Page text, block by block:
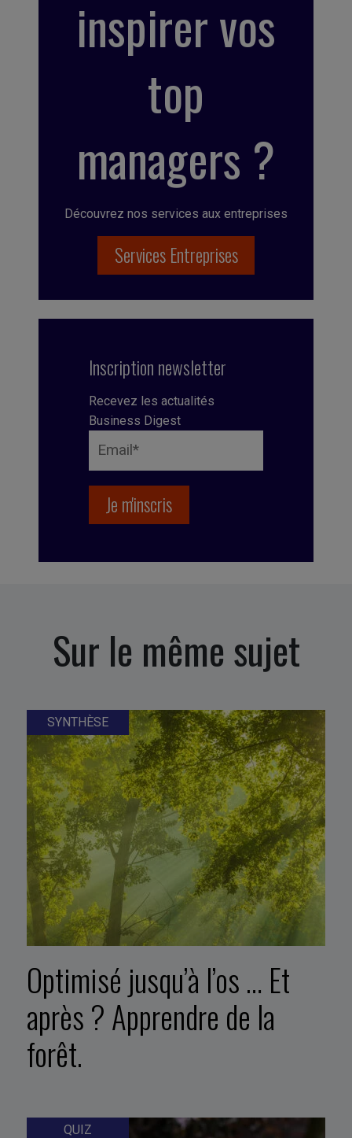
inspirer vos
top
managers ?
Découvrez nos services aux entreprises
Services Entreprises
Inscription newsletter
Recevez les actualités
Business Digest
Sur le même sujet
SYNTHÈSE
Optimisé jusqu’à l’os … Et
après ? Apprendre de la
forêt.
QUIZ